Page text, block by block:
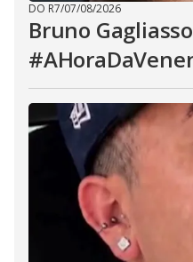
DO R7/07/08/2026
Bruno